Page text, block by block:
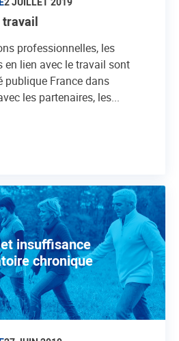
travail
professionnelles, les
en lien avec le travail sont
publique France dans
les partenaires, les...
insuffisance
chronique